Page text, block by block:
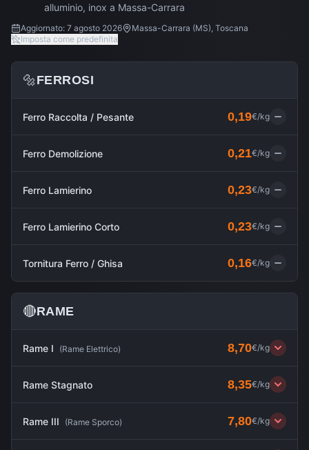
alluminio, inox a Massa-Carrara
Aggiornato: 7 agosto 2026 Massa-Carrara (MS), Toscana
Imposta come predefinita
🔩FERROSI
Ferro Raccolta / Pesante 0,19€/kg
Ferro Demolizione 0,21€/kg
Ferro Lamierino 0,23€/kg
Ferro Lamierino Corto 0,23€/kg
Tornitura Ferro / Ghisa 0,16€/kg
🔴RAME
Rame I (Rame Elettrico) 8,70€/kg
Rame Stagnato 8,35€/kg
Rame III (Rame Sporco) 7,80€/kg